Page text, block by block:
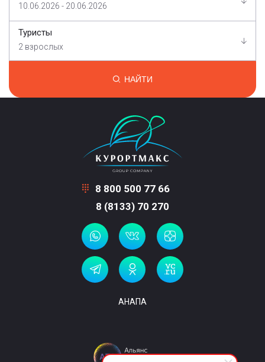
10.06.2026 - 20.06.2026
Туристы
2 взрослых
НАЙТИ
8 800 500 77 66
8 (8133) 70 270
АНАПА